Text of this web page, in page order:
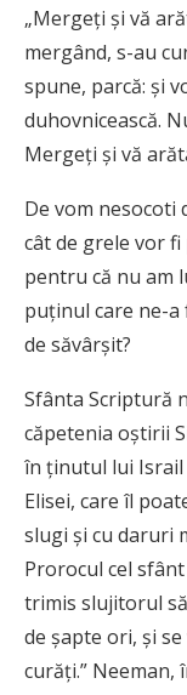
„Mergeți și vă
mergând, s-au
spune, parcă: și
duhovnicească.
Mergeți și vă
De vom nesocoti
cât de grele vor
pentru că nu am
puținul care ne-
de săvârșit?
Sfânta Scriptură
căpetenia oștirii
în ținutul lui Israil
Elisei, care îl
slugi și cu daruri
Prorocul cel
trimis slujitorul
de șapte ori, și
curăți.” Neeman,